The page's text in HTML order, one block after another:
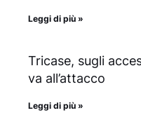
Leggi di più »
Tricase, sugli
va all’attacco
Leggi di più »